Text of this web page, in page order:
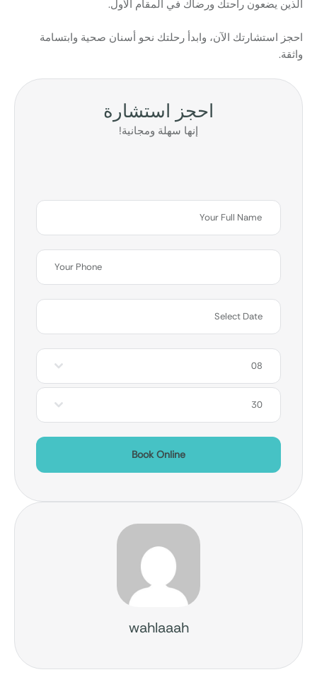
الذين يضعون راحتك ورضاك في المقام الأول.
احجز استشارتك الآن، وابدأ رحلتك نحو أسنان صحية وابتسامة
واثقة.
احجز استشارة
إنها سهلة ومجانية!
08
30
Book Online
wahlaaah